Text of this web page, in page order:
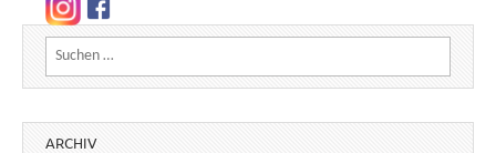
Suchen nach:
ARCHIV